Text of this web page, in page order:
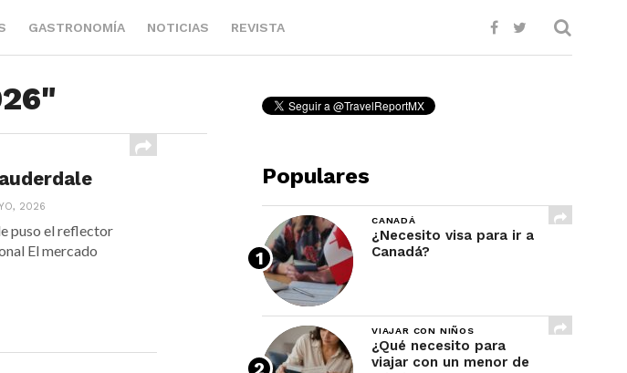
GASTRONOMÍA NOTICIAS REVISTA
2026
puso el reflector
El mercado
Populares
CANADÁ
¿Necesito visa para ir a
Canadá?
VIAJAR CON NIÑOS
¿Qué necesito para
viajar con un menor de